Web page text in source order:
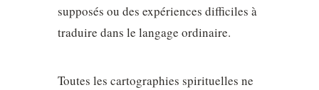
supposés ou des expériences difficiles à
traduire dans le langage ordinaire.
Toutes les cartographies spirituelles ne